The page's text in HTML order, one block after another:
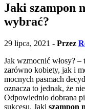
Jaki szampon
wybrać?
29 lipca, 2021 - Przez
Jak wzmocnić włosy? –
zarówno kobiety, jak i
mocnych pasmach
oznacza to jednak, że
Odpowiednio dobrana
sukcesu. Jaki szampon